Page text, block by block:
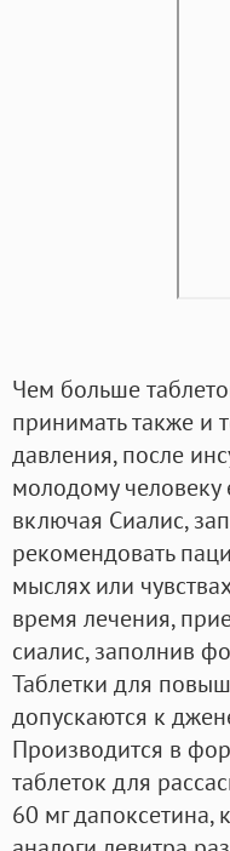
Чем больше
принимать также и
давления, после
молодому
включая Сиалис,
рекомендовать
мыслях или
время лечения,
сиалис, заполнив
Таблетки для
допускаются к
Производится в
таблеток для
60 мг дапоксетина,